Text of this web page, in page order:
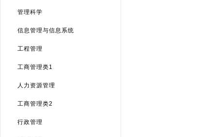
管理科学
信息管理与信息系统
工程管理
工商管理类1
人力资源管理
工商管理类2
行政管理